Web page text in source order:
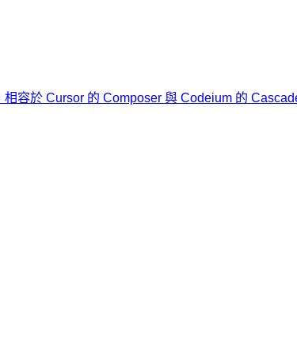
容於 Cursor 的 Composer 與 Codeium 的